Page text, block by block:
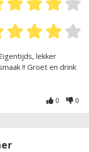
lekker
0 0